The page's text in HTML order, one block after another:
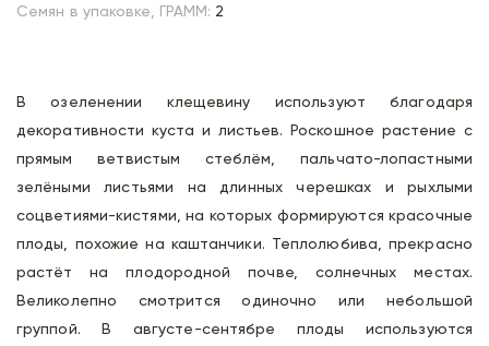
Семян в упаковке, ГРАММ: 2
В озеленении клещевину используют благодаря
декоративности куста и листьев. Роскошное растение с
прямым ветвистым стеблём, пальчато-лопастными
зелёными листьями на длинных черешках и рыхлыми
соцветиями-кистями, на которых формируются красочные
плоды, похожие на каштанчики. Теплолюбива, прекрасно
растёт на плодородной почве, солнечных местах.
Великолепно смотрится одиночно или небольшой
группой. В августе-сентябре плоды используются